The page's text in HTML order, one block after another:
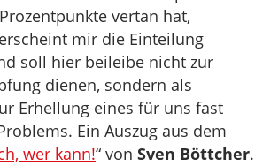
vertan hat,
mir die Einteilung
soll hier beileibe nicht zur
dienen, sondern als
Erhellung eines für uns fast
Ein Auszug aus dem
wer kann!“ von Sven Böttcher.